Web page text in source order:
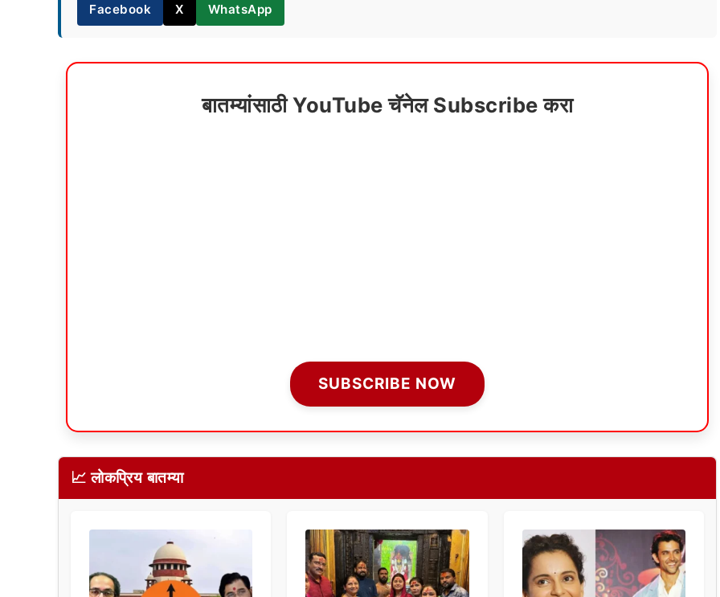
Facebook X WhatsApp
बातम्यांसाठी YouTube चॅनेल Subscribe करा
SUBSCRIBE NOW
📈 लोकप्रिय बातम्या